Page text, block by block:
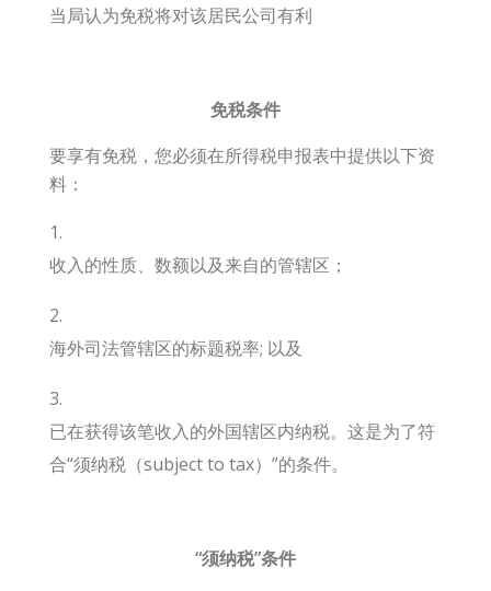
当局认为免税将对该居民公司有利
免税条件
要享有免税，您必须在所得税申报表中提供以下资
料：
收入的性质、数额以及来自的管辖区；
海外司法管辖区的标题税率; 以及
已在获得该笔收入的外国辖区内纳税。这是为了符
合“须纳税（subject to tax）”的条件。
“须纳税”条件